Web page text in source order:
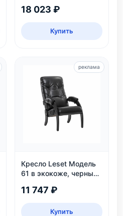
18 023 ₽
Купить
Кресло Leset Модель
61 в экокоже, черный
дачи
11 747 ₽
Купить
реклама